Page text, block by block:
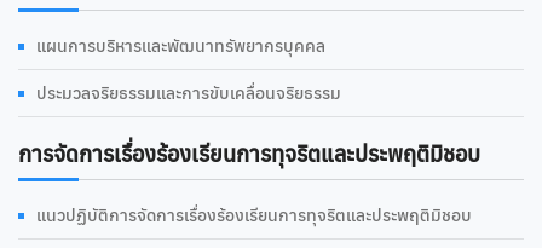
แผนการบริหารและพัฒนาทรัพยากรบุคคล
ประมวลจริยธรรมและการขับเคลื่อนจริยธรรม
การจัดการเรื่องร้องเรียนการทุจริตและประพฤติมิชอบ
แนวปฏิบัติการจัดการเรื่องร้องเรียนการทุจริตและประพฤติมิชอบ